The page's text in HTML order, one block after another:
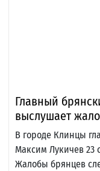
Главный
выслушает
В городе Клинцы
Максим Лукичев 23
Жалобы брянцев